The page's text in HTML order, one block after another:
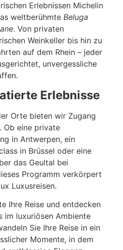
Erlebnissen Michelin
weltberühmte Beluga
. Von privaten
Weinkeller bis hin zu
auf dem Rhein – jeder
unvergessliche
Erlebnisse
Orte bieten wir Zugang
Ob eine private
in Antwerpen, ein
in Brüssel oder eine
das Geultal bei
Programm verkörpert
Luxusreisen.
Ihre Reise und entdecken
im luxuriösen Ambiente
Sie Ihre Reise in ein
Momente, in dem